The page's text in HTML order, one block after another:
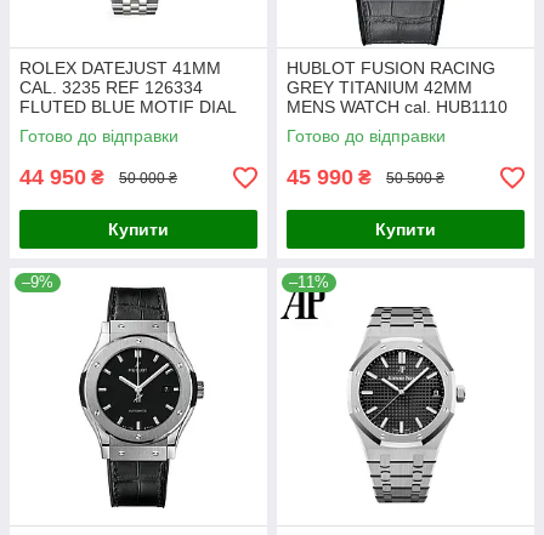
ROLEX DATEJUST 41MM
CAL. 3235 REF 126334
FLUTED BLUE MOTIF DIAL
JUBILEE BRACELET. VIP
Готово до відправки
44 950 ₴ 50 000 ₴
Купити
HUBLOT FUSION RACING
GREY TITANIUM 42MM
MENS WATCH cal. HUB1110
ref. 542.NX.7071.LR
Готово до відправки
45 990 ₴ 50 500 ₴
Купити
–9% –11%